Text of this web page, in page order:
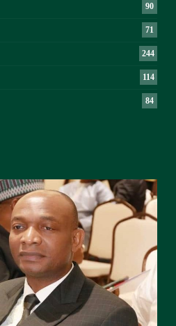
90
71
244
114
84